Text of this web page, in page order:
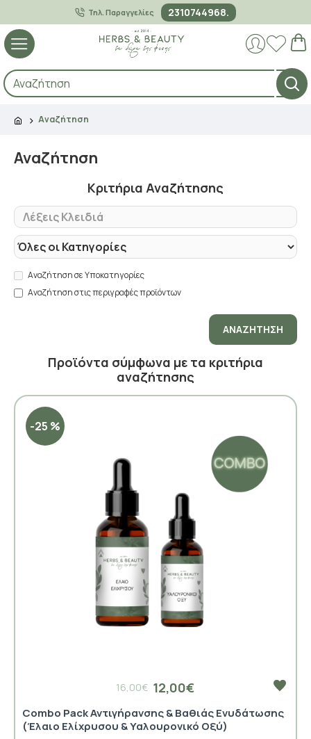
Τηλ. Παραγγελίες 2310744968.
Αναζήτηση
Αναζήτηση
Κριτήρια Αναζήτησης
Αναζήτηση σε Υποκατηγορίες
Αναζήτηση στις περιγραφές προϊόντων
ΑΝΑΖΉΤΗΣΗ
Προϊόντα σύμφωνα με τα κριτήρια
αναζήτησης
-25 %
12,00€
16,00€
Combo Pack Αντιγήρανσης & Βαθιάς Ενυδάτωσης
(Έλαιο Ελίχρυσου & Υαλουρονικό Οξύ)